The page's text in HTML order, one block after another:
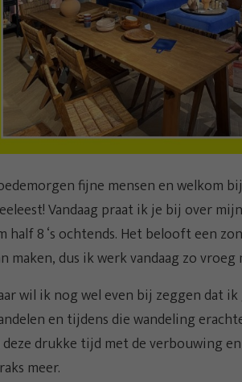
fijne mensen en welkom
Vandaag praat ik je bij over
half 8 ‘s ochtends. Het belooft een
maken, dus ik werk vandaag zo
wil ik nog wel even bij zeggen dat
en tijdens die wandeling
drukke tijd met de verbouwing
meer.